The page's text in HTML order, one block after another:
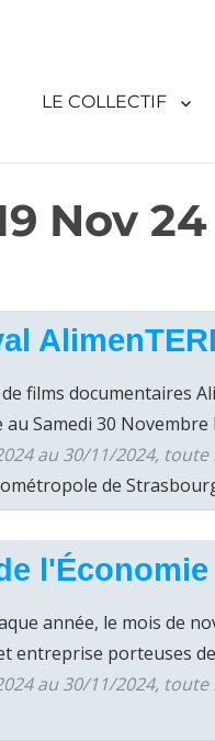
LE COLLECTIF
Nov 24
films documentaires
au Samedi 30 Novembre
au 30/11/2024,
de
année, le mois de
entreprise porteuses
au 30/11/2024,